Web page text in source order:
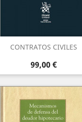
CONTRATOS CIVILES
Precio
99,00 €